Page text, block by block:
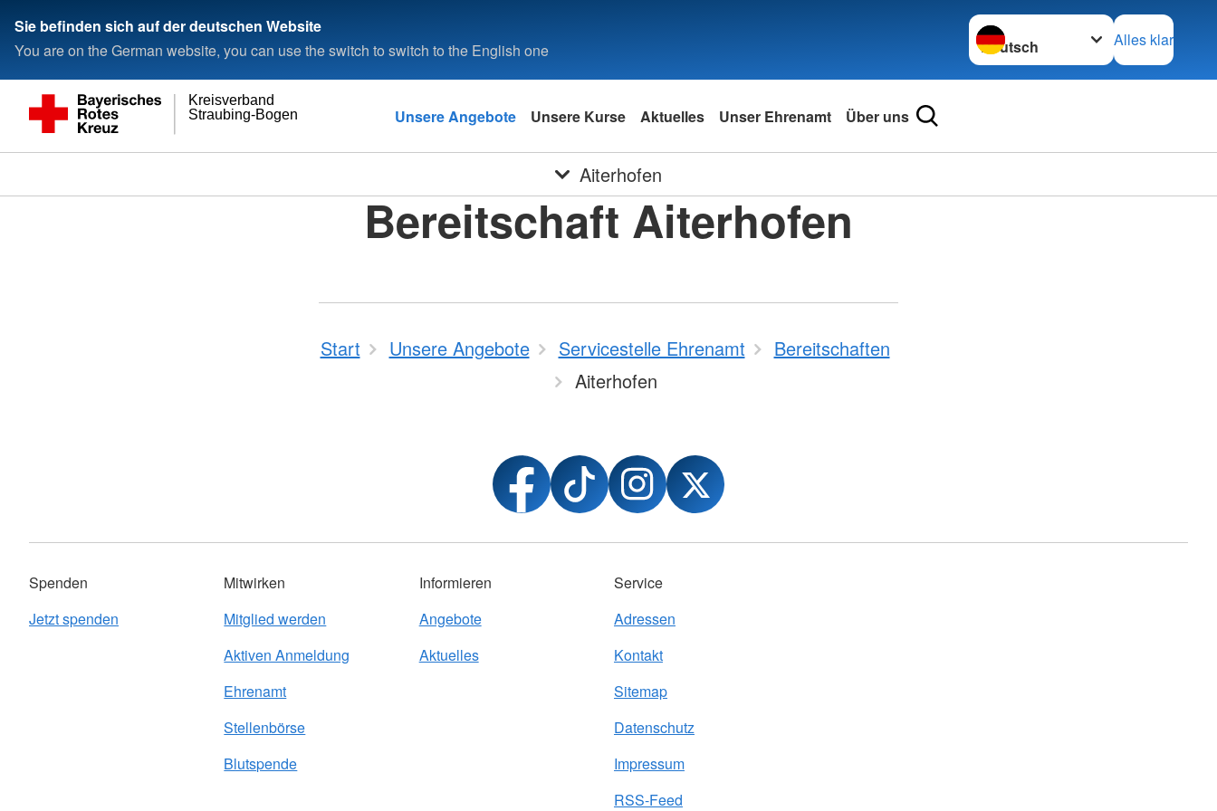
Sie befinden sich auf der deutschen Website
You are on the German website, you can use the switch to switch to the English one
Sprache wechseln zu
Alles klar
Straubing-Bogen
Kreisverband
Unsere Angebote Unsere Kurse Aktuelles Unser Ehrenamt Über uns
Aiterhofen
Bereitschaft Aiterhofen
Start Unsere Angebote Servicestelle Ehrenamt
Bereitschaften
Aiterhofen
Spenden
Jetzt spenden
Mitwirken
Mitglied werden
Aktiven Anmeldung
Ehrenamt
Stellenbörse
Blutspende
Informieren
Angebote
Aktuelles
Service
Adressen
Kontakt
Sitemap
Datenschutz
Impressum
RSS-Feed